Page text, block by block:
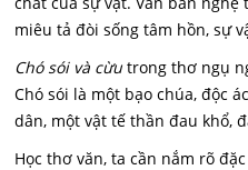
miêu tả đòi sống tâm hồn, sự
Chó sói và cừutrong thơ ngụ
Chó sói là một bạo chúa, độc
dân, một vật tế thần đau khổ,
Học thơ văn, ta cần nắm rõ